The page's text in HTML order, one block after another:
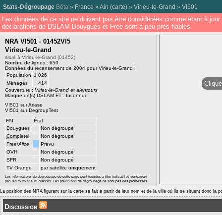
Stats-Dégroupage Bêta » France » Ain (carte) » Virieu-le-Grand » VI501
Les données de ce site ne doivent pas être considérées comme étant à
déclarations de DSLAM Bouygues et Free sont à peu près fiables.
NRA VI501 - 01452VI5
Virieu-le-Grand
situé à Virieu-le-Grand (01452)
Nombre de lignes : 650
Données du recensement de 2004 pour Virieu-le-Grand :
Population
1 026
Ménages
414
Couverture : Virieu-le-Grand et alentours
Marque de(s) DSLAM FT : Inconnue
VI501 sur Ariase
VI501 sur DegroupTest
FAI
État
Bouygues
Non dégroupé
Completel
Non dégroupé
Free/Alice
Prévu
OVH
Non dégroupé
SFR
Non dégroupé
TV Orange
par satellite uniquement
Les informations de dégroupage de cette page sont fournies à titre indicatif et n'engagent
pas les fournisseurs d'accès. Les prévisions de dégroupage ne sont pas des promesses.
La position des NRA figurant sur la carte se fait à partir de leur nom et de la ville où ils se situent donc la
Discussion